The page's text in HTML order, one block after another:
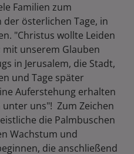
Familien zum
österlichen Tage, in
"Christus wollte Leiden
unserem Glauben
in Jerusalem, die Stadt,
und Tage später
Auferstehung erhalten
uns"! Zum Zeichen
die Palmbuschen
Wachstum und
die anschließend